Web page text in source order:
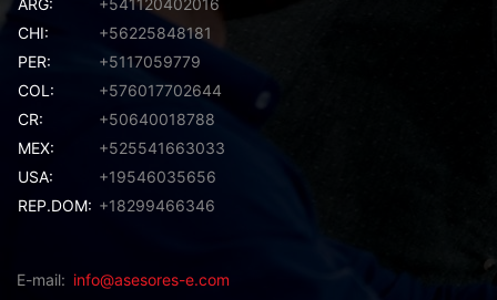
CHI:
+56225848181
PER:
+5117059779
COL:
+576017702644
CR:
+50640018788
MEX:
+525541663033
USA:
+19546035656
REP.DOM: +18299466346
E-mail info@asesores-e.com